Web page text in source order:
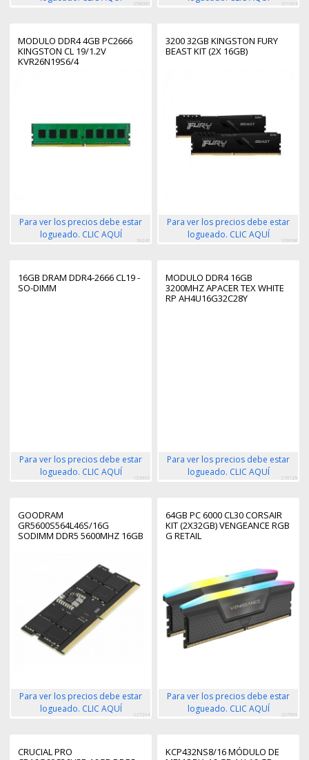
258080 351664
MODULO DDR4 4GB PC2666
KINGSTON CL 19/1.2V
KVR26N19S6/4
Para ver los precios debe estar
logueado. CLIC AQUÍ
78246
3200 32GB KINGSTON FURY
BEAST KIT (2X 16GB)
Para ver los precios debe estar
logueado. CLIC AQUÍ
109698
16GB DRAM DDR4-2666 CL19 -
SO-DIMM
Para ver los precios debe estar
logueado. CLIC AQUÍ
153965
MODULO DDR4 16GB
3200MHZ APACER TEX WHITE
RP AH4U16G32C28Y
Para ver los precios debe estar
logueado. CLIC AQUÍ
218129
GOODRAM
GR5600S564L46S/16G
SODIMM DDR5 5600MHZ 16GB
Para ver los precios debe estar
logueado. CLIC AQUÍ
227264
64GB PC 6000 CL30 CORSAIR
KIT (2X32GB) VENGEANCE RGB
G RETAIL
Para ver los precios debe estar
logueado. CLIC AQUÍ
257996
CRUCIAL PRO
KCP432NS8/16 MÓDULO DE